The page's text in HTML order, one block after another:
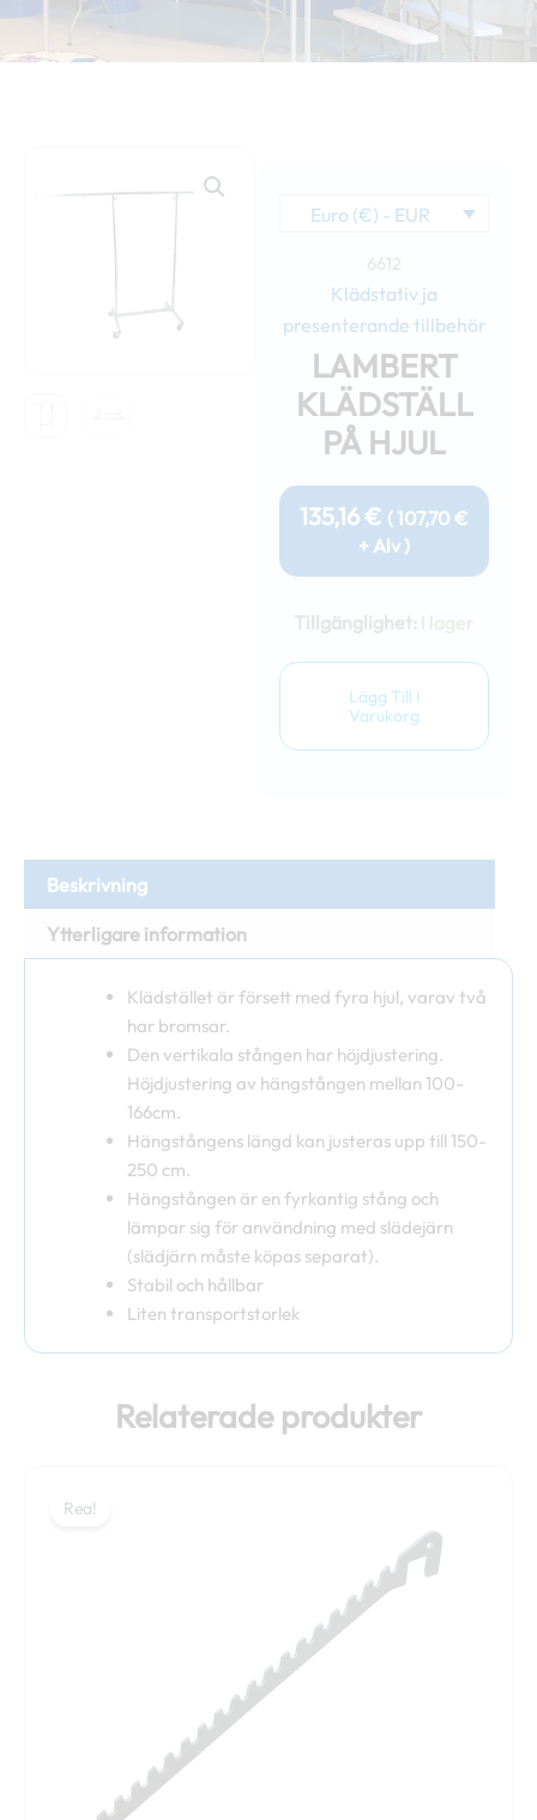
Euro (€) - EUR
6612
Klädstativ ja
presenterande tillbehör
LAMBERT
KLÄDSTÄLL
PÅ HJUL
135,16 € (107,70€
+ Alv )
Tillgänglighet: I lager
Lägg Till I
Varukorg
Beskrivning
Ytterligare information
Klädstället är försett med fyra hjul, varav två
har bromsar.
Den vertikala stången har höjdjustering.
Höjdjustering av hängstången mellan 100-
166cm.
Hängstångens längd kan justeras upp till 150-
250 cm.
Hängstången är en fyrkantig stång och
lämpar sig för användning med slädejärn
(slädjärn måste köpas separat).
Stabil och hållbar
Liten transportstorlek
Relaterade produkter
Rea!
Rea!
12,00 €.